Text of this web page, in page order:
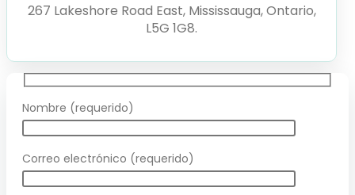
267 Lakeshore Road East, Mississauga, Ontario,
L5G 1G8.
Nombre (requerido)
Correo electrónico (requerido)